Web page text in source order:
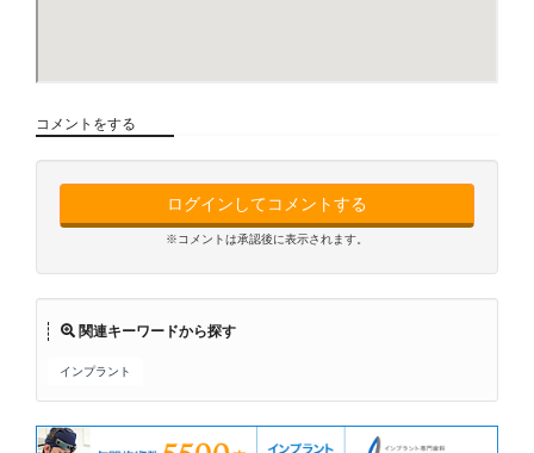
コメントをする
ログインしてコメントする
※コメントは承認後に表示されます。
関連キーワードから探す
インプラント